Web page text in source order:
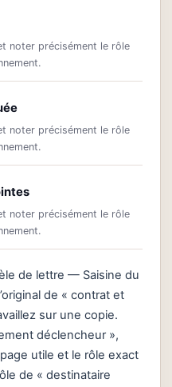
noter précisément le rôle
noter précisément le rôle
noter précisément le rôle
de lettre — Saisine du
de « contrat et
sur une copie.
déclencheur »,
utile et le rôle exact
de « destinataire